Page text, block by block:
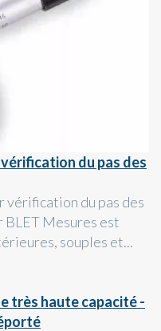
du pas des
vérification du pas des
BLET Mesures est
souples et...
très haute capacité -